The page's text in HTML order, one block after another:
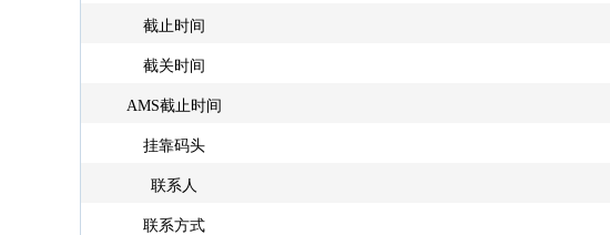
截止时间
截关时间
AMS截止时间
挂靠码头
联系人
联系方式